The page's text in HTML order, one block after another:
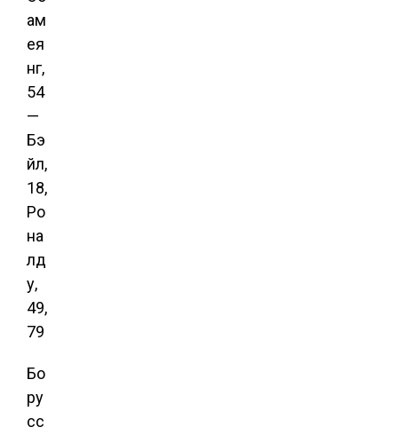
ам
ея
нг,
54
—
Бэ
йл,
18,
Ро
на
лд
у,
49,
79
Бо
ру
сс